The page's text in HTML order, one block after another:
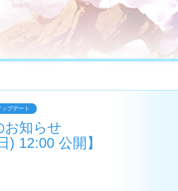
ップデート
お知らせ
) 12:00 公開】